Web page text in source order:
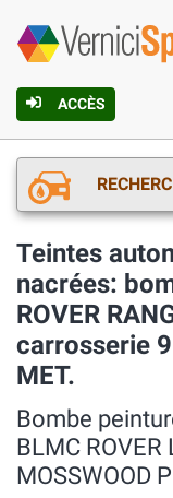
ACCÈS
Teintes
nacrées:
ROVER
carrosserie
MET.
Bombe
BLMC ROVER
MOSSWOOD